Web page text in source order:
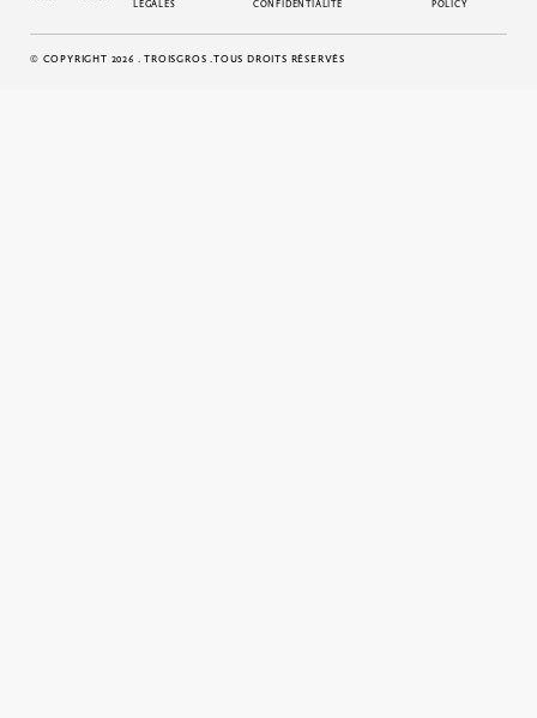
© COPYRIGHT 2026 . TROISGROS .TOUS DROITS RÉSERVÉS
LÉGALES
CONFIDENTIALITÉ
POLICY